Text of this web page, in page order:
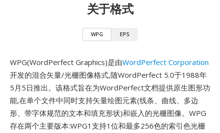
关于格式
WPG EPS
WPG(WordPerfect Graphics)是由WordPerfect Corporation
开发的混合矢量/光栅图像格式,随WordPerfect 5.0于1988年
5月5日推出。该格式旨在为WordPerfect文档提供原生图形功
能,在单个文件中同时支持矢量绘图元素(线条、曲线、多边
形、带字体规范的文本和填充形状)和嵌入的光栅图像。WPG
存在两个主要版本:WPG1支持1位和最多256色的索引色光栅